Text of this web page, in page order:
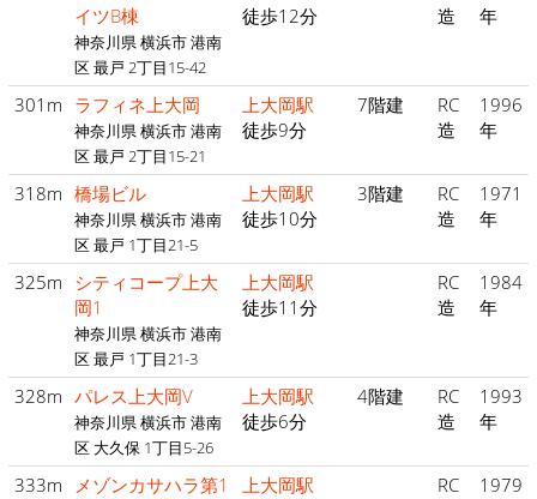
イツB棟
神奈川県 横浜市 港南
区 最戸 2丁目15-42
徒歩12分
造
年
301m ラフィネ上大岡
神奈川県 横浜市 港南
区 最戸 2丁目15-21
上大岡駅
徒歩9分
7階建
RC
造
1996
年
318m 橋場ビル
神奈川県 横浜市 港南
区 最戸 1丁目21-5
上大岡駅
徒歩10分
3階建
RC
造
1971
年
325m シティコープ上大
岡1
神奈川県 横浜市 港南
区 最戸 1丁目21-3
上大岡駅
徒歩11分
RC
造
1984
年
328m パレス上大岡V
神奈川県 横浜市 港南
区 大久保 1丁目5-26
上大岡駅
徒歩6分
4階建
RC
造
1993
年
333m
メゾンカサハラ第1
上大岡駅
RC
1979